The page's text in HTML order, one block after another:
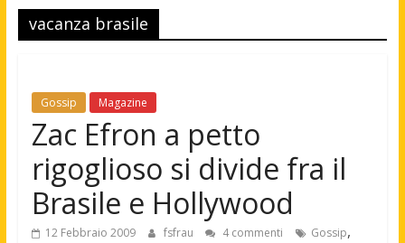
Tv,
Cinema,
news
moda
maschile
vacanza brasile
Gossip Magazine
Zac Efron a petto
rigoglioso si divide fra il
Brasile e Hollywood
12 Febbraio 2009 fsfrau 4 commenti Gossip,